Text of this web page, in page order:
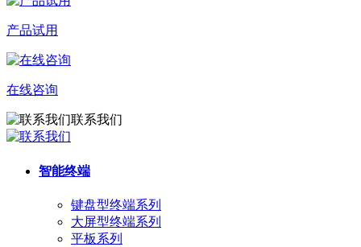
产品试用
在线咨询
联系我们
智能终端
键盘型终端系列
大屏型终端系列
平板系列